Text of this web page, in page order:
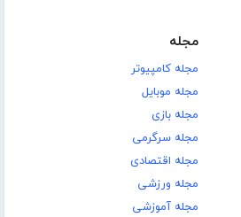
مجله
مجله کامپیوتر
مجله موبایل
مجله بازی
مجله سرگرمی
مجله اقتصادی
مجله ورزشی
مجله آموزشی